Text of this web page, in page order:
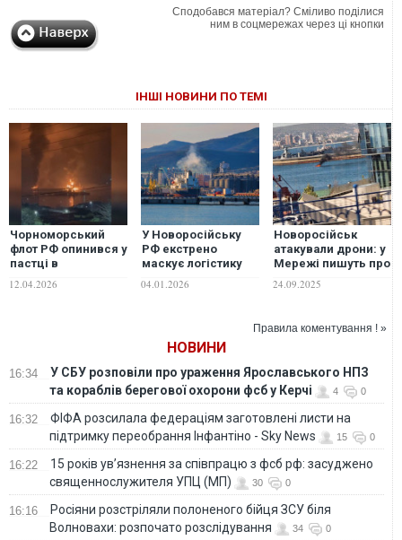
Сподобався матеріал? Сміливо поділися
ним в соцмережах через ці кнопки
ІНШІ НОВИНИ ПО ТЕМІ
Чорноморський
флот РФ опинився у
пастці в
Новоросійську,
відступати нема
12.04.2026
У Новоросійську
РФ екстрено
маскує логістику
Чорноморського
флоту
04.01.2026
Новоросійськ
атакували дрони: у
Мережі пишуть про
удар по базі
Чорноморського
24.09.2025
Правила коментування ! »
НОВИНИ
16:34
У СБУ розповіли про ураження Ярославського НПЗ
та кораблів берегової охорони фсб у Керчі
4 0
16:32
ФІФА розсилала федераціям заготовлені листи на
підтримку переобрання Інфантіно - Sky News
15 0
16:22
15 років ув’язнення за співпрацю з фсб рф: засуджено
священнослужителя УПЦ (МП)
30 0
16:16
Росіяни розстріляли полоненого бійця ЗСУ біля
Волновахи: розпочато розслідування
34 0